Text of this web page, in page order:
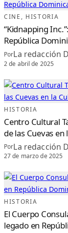
D
O
C
U
M
E
T
A
L
Q
U
E
D
S
C
U
B
R
E
A
I
M
A
L
C
R
I
B
E
CINE , HISTORIA
“Kidnapping
República
PorLa redacción
2 de abril de 2025
HISTORIA
Centro Cultural
de las Cuevas en
PorLa redacción
27 de marzo de 2025
HISTORIA
El Cuerpo
legado en